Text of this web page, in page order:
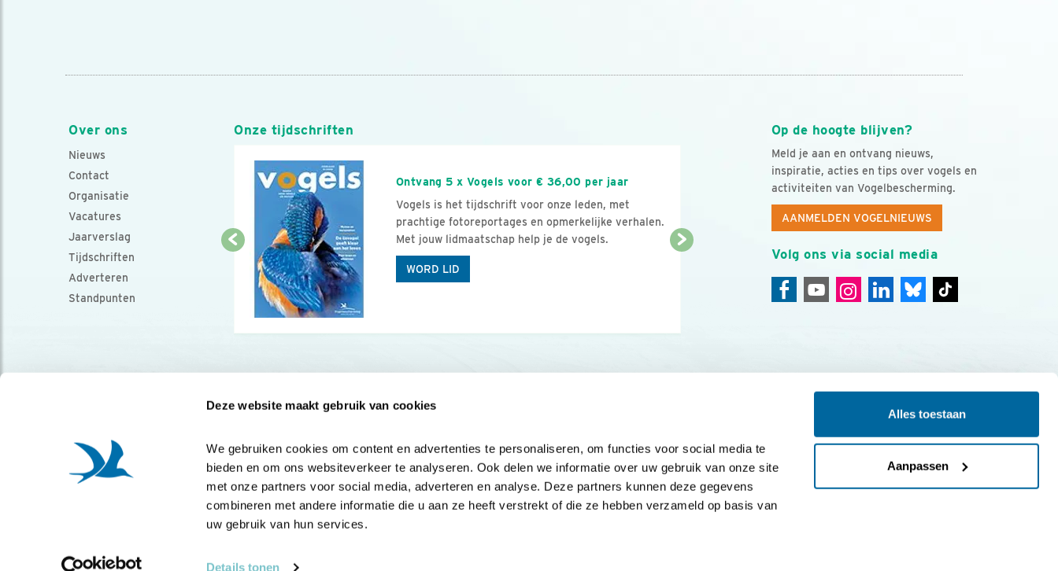
Deze website maakt gebruik van cookies
We gebruiken cookies om content en advertenties te personaliseren, om functies voor social media te
bieden en om ons websiteverkeer te analyseren. Ook delen we informatie over uw gebruik van onze site
met onze partners voor social media, adverteren en analyse. Deze partners kunnen deze gegevens
combineren met andere informatie die u aan ze heeft verstrekt of die ze hebben verzameld op basis van
uw gebruik van hun services.
Details tonen
Alles toestaan
Aanpassen
Over ons
Nieuws
Contact
Organisatie
Vacatures
Jaarverslag
Tijdschriften
Adverteren
Standpunten
Op de hoogte blijven?
Meld je aan en ontvang nieuws,
inspiratie, acties en tips over vogels en
activiteiten van Vogelbescherming.
AANMELDEN VOGELNIEUWS
Volg ons via social media
Onze tijdschriften
Ontvang 5 x Vogels voor € 36,00 per jaar
Vogels is het tijdschrift voor onze leden, met
prachtige fotoreportages en opmerkelijke verhalen.
Met jouw lidmaatschap help je de vogels.
WORD LID